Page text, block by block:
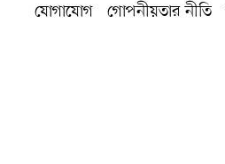
যোগাযোগ গোপনীয়তার নীতি